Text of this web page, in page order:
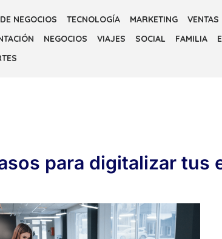
NEGOCIOS TECNOLOGÍA MARKETING VENTAS
NEGOCIOS VIAJES SOCIAL FAMILIA
para digitalizar tus